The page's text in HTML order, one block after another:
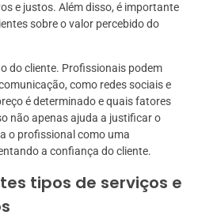
e justos. Além disso, é importante
sobre o valor percebido do
do cliente. Profissionais podem
como redes sociais e
é determinado e quais fatores
não apenas ajuda a justificar o
o profissional como uma
a confiança do cliente.
tipos de serviços e